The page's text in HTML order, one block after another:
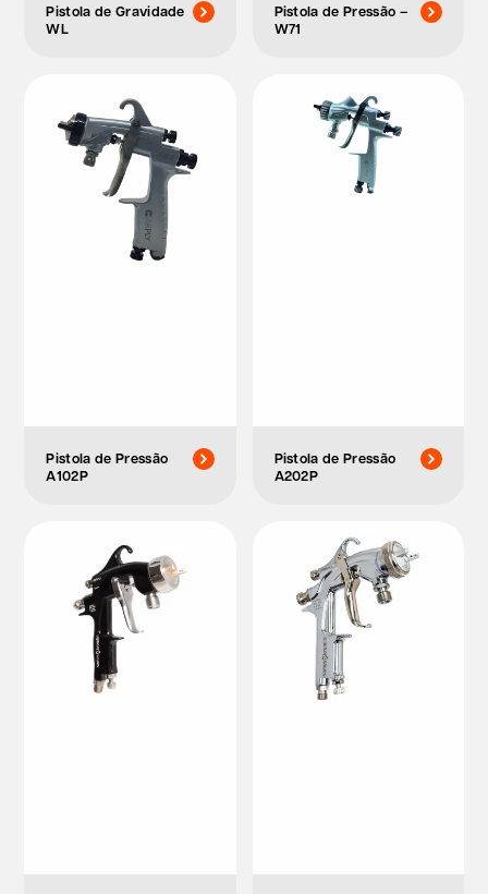
Pistola de Gravidade
WL
Pistola de Pressão –
W71
Pistola de Pressão
A102P
Pistola de Pressão
A202P